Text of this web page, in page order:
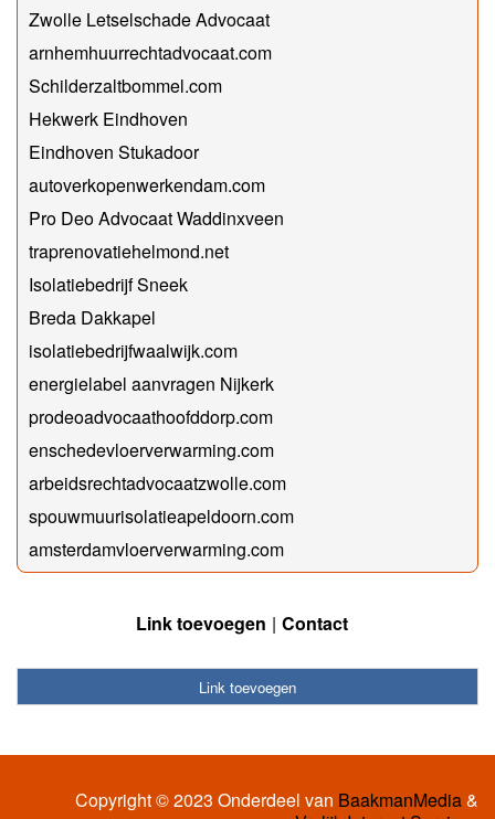
Zwolle Letselschade Advocaat
arnhemhuurrechtadvocaat.com
Schilderzaltbommel.com
Hekwerk Eindhoven
Eindhoven Stukadoor
autoverkopenwerkendam.com
Pro Deo Advocaat Waddinxveen
traprenovatiehelmond.net
Isolatiebedrijf Sneek
Breda Dakkapel
isolatiebedrijfwaalwijk.com
energielabel aanvragen Nijkerk
prodeoadvocaathoofddorp.com
enschedevloerverwarming.com
arbeidsrechtadvocaatzwolle.com
spouwmuurisolatieapeldoorn.com
amsterdamvloerverwarming.com
Link toevoegen Contact
Link toevoegen
Copyright © 2023 Onderdeel van BaakmanMedia&